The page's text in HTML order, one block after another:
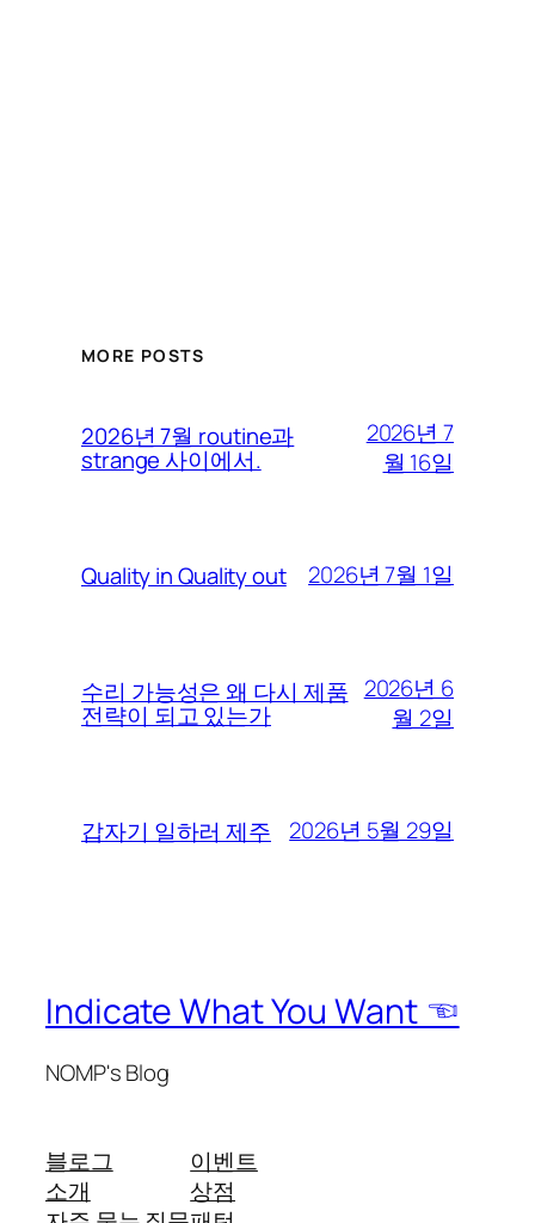
MORE POSTS
2026년 7월 routine과
strange 사이에서.
2026년 7
월 16일
Quality in Quality out 2026년 7월 1일
수리 가능성은 왜 다시 제품
전략이 되고 있는가
2026년 6
월 2일
갑자기 일하러 제주 2026년 5월 29일
Indicate What You Want ☜
NOMP's Blog
블로그
소개
이벤트
상점